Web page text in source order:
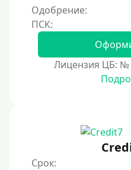
Одобрение:
Лицензия ЦБ: №
Срок: